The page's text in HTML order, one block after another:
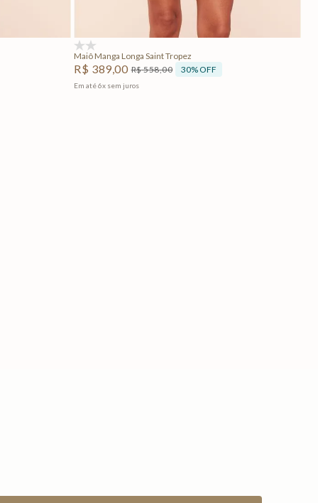
Adicionar na sacola
Maiô Manga Longa Saint Tropez
R$ 389,00 R$558,00 30% OFF
Em até6x sem juros